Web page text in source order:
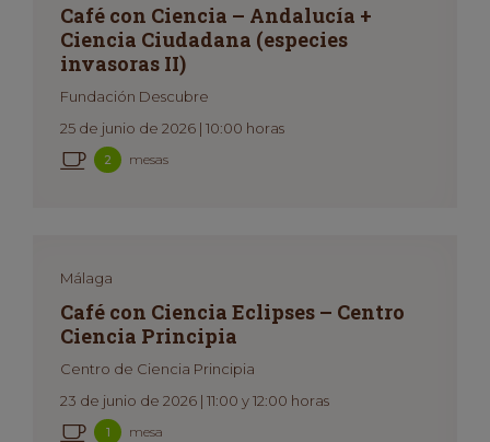
Café con Ciencia – Andalucía +
Ciencia Ciudadana (especies
invasoras II)
Fundación Descubre
25 de junio de 2026 | 10:00 horas
2 mesas
Málaga
Café con Ciencia Eclipses – Centro
Ciencia Principia
Centro de Ciencia Principia
23 de junio de 2026 | 11:00 y 12:00 horas
1 mesa